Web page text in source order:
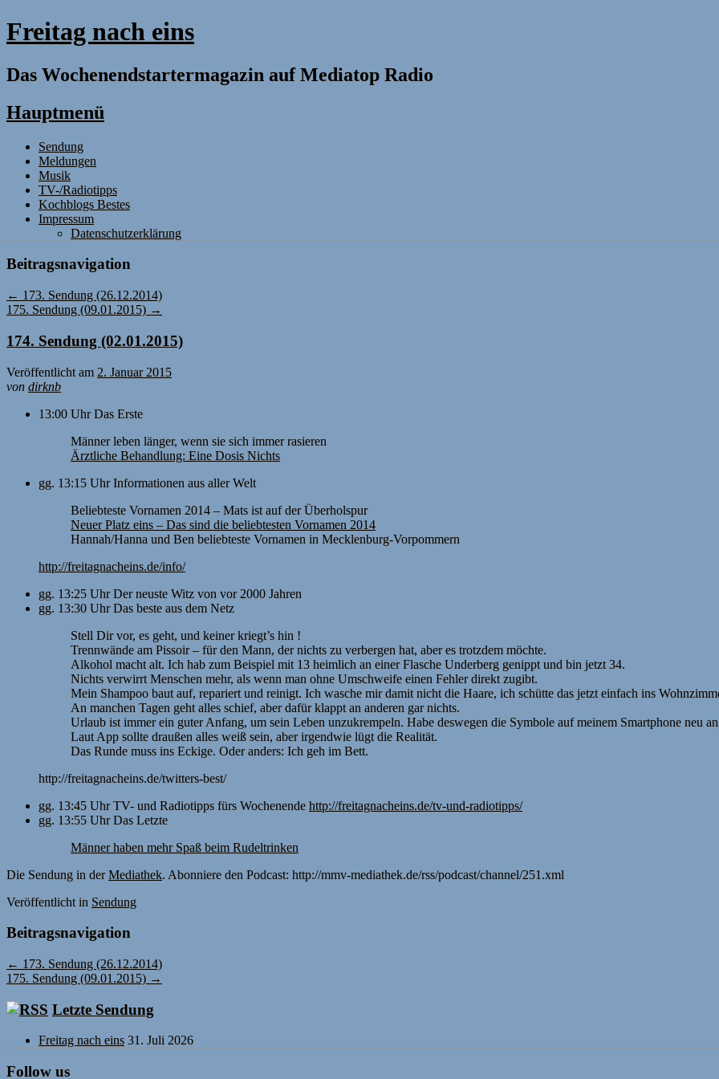
Freitag nach eins
Das Wochenendstartermagazin auf Mediatop Radio
Hauptmenü
Zum
Inhalt
springen
Sendung
Meldungen
Musik
TV-/Radiotipps
Kochblogs Bestes
Impressum
Datenschutzerklärung
Beitragsnavigation
← 173. Sendung (26.12.2014)
175. Sendung (09.01.2015) →
174. Sendung (02.01.2015)
Veröffentlicht am 2. Januar 2015
von dirknb
13:00 Uhr Das Erste
Männer leben länger, wenn sie sich immer rasieren
Ärztliche Behandlung: Eine Dosis Nichts
gg. 13:15 Uhr Informationen aus aller Welt
Beliebteste Vornamen 2014 – Mats ist auf der Überholspur
Neuer Platz eins – Das sind die beliebtesten Vornamen 2014
Hannah/Hanna und Ben beliebteste Vornamen in Mecklenburg-Vorpommern
http://freitagnacheins.de/info/
gg. 13:25 Uhr Der neuste Witz von vor 2000 Jahren
gg. 13:30 Uhr Das beste aus dem Netz
Stell Dir vor, es geht, und keiner kriegt’s hin !
Trennwände am Pissoir – für den Mann, der nichts zu verbergen hat, aber es trotzdem möchte.
Alkohol macht alt. Ich hab zum Beispiel mit 13 heimlich an einer Flasche Underberg genippt und bin jetzt 34.
Nichts verwirrt Menschen mehr, als wenn man ohne Umschweife einen Fehler direkt zugibt.
Mein Shampoo baut auf, repariert und reinigt. Ich wasche mir damit nicht die Haare, ich schütte das jetzt einfach ins
An manchen Tagen geht alles schief, aber dafür klappt an anderen gar nichts.
Urlaub ist immer ein guter Anfang, um sein Leben unzukrempeln. Habe deswegen die Symbole auf meinem Smartphone neu
Laut App sollte draußen alles weiß sein, aber irgendwie lügt die Realität.
Das Runde muss ins Eckige. Oder anders: Ich geh im Bett.
http://freitagnacheins.de/twitters-best/
gg. 13:45 Uhr TV- und Radiotipps fürs Wochenende http://freitagnacheins.de/tv-und-radiotipps/
gg. 13:55 Uhr Das Letzte
Männer haben mehr Spaß beim Rudeltrinken
Die Sendung in derMediathek. Abonniere den Podcast: http://mmv-mediathek.de/rss/podcast/channel/251.xml
Veröffentlicht in Sendung
Beitragsnavigation
← 173. Sendung (26.12.2014)
175. Sendung (09.01.2015) →
Letzte Sendung
Freitag nach eins 31. Juli 2026
Follow us